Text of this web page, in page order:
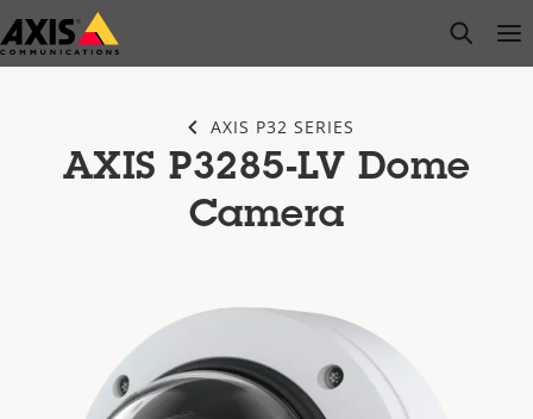
Saltar
al
open
AXIS P32 SERIES
AXIS P3285-LV Dome
Camera